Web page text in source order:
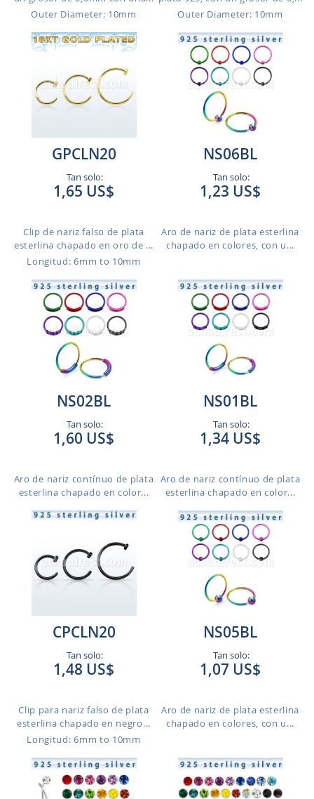
Outer Diameter: 10mm
Outer Diameter: 10mm
GPCLN20
Tan solo:
1,65 US$
Clip de nariz falso de plata
esterlina chapado en oro de ...
Longitud: 6mm to 10mm
NS06BL
Tan solo:
1,23 US$
Aro de nariz de plata esterlina
chapado en colores, con u...
NS02BL
Tan solo:
1,60 US$
Aro de nariz contínuo de plata
esterlina chapado en color...
NS01BL
Tan solo:
1,34 US$
Aro de nariz contínuo de plata
esterlina chapado en color...
CPCLN20
Tan solo:
1,48 US$
Clip para nariz falso de plata
esterlina chapado en negro...
Longitud: 6mm to 10mm
NS05BL
Tan solo:
1,07 US$
Aro de nariz de plata esterlina
chapado en colores, con u...